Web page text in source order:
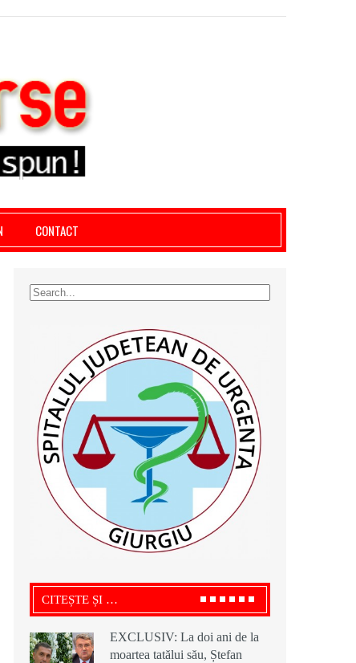
dezvaluiri, soc, cancan, stiri locale
CONTACT
CITEȘTE ȘI …
EXCLUSIV: La doi ani de la
moartea tatălui său, Ștefan